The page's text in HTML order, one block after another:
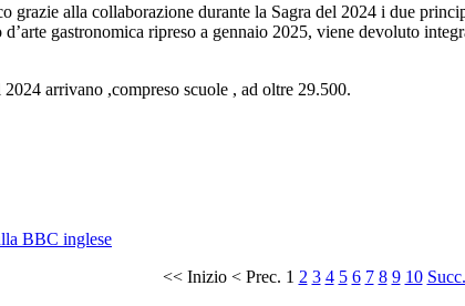
grazie alla collaborazione durante la Sagra del 2024 i due
gastronomica ripreso a gennaio 2025, viene devoluto
arrivano ,compreso scuole , ad oltre 29.500.
BBC inglese
<< Inizio< Prec. 1 2 3 4 5 6 7 8 9 10 Succ.